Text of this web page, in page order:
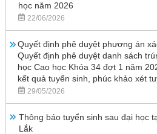
học năm 2026
22/06/2026
Quyết định phê duyệt phương án
Quyết định phê duyệt danh sách
học Cao học Khóa 34 đợt 1 năm
kết quả tuyển sinh, phúc khảo xét
29/05/2026
Thông báo tuyển sinh sau đại học
Lắk